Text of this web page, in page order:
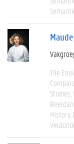
19e
Studies
History